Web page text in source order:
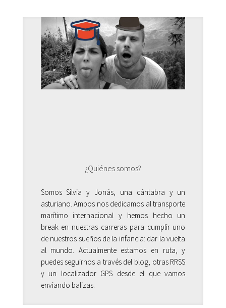
¿Quiénes somos?
Somos Silvia y Jonás, una cántabra y un
asturiano. Ambos nos dedicamos al transporte
marítimo internacional y hemos hecho un
break en nuestras carreras para cumplir uno
de nuestros sueños de la infancia: dar la vuelta
al mundo. Actualmente estamos en ruta, y
puedes seguirnos a través del blog, otras RRSS
y un localizador GPS desde el que vamos
enviando balizas.